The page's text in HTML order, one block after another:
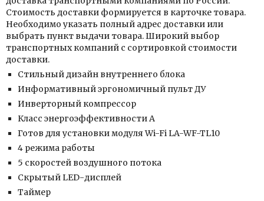
Стоимость доставки формируется в карточке товара.
Необходимо указать полный адрес доставки или
выбрать пункт выдачи товара. Широкий выбор
транспортных компаний с сортировкой стоимости
доставки.
Стильный дизайн внутреннего блока
Информативный эргономичный пульт ДУ
Инверторный компрессор
Класс энергоэффективности А
Готов для установки модуля Wi-Fi LA-WF-TL10
4 режима работы
5 скоростей воздушного потока
Скрытый LED-дисплей
Таймер